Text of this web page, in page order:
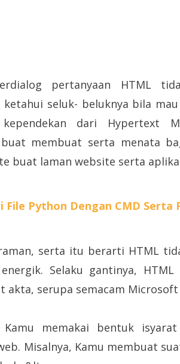
pertanyaan HTML
seluk- beluknya bila
dari Hypertext
membuat serta menata
buat laman website serta
File Python Dengan CMD Serta
serta itu berarti HTML
Selaku gantinya,
serupa semacam Microsoft
Kamu memakai bentuk
Misalnya, Kamu membuat